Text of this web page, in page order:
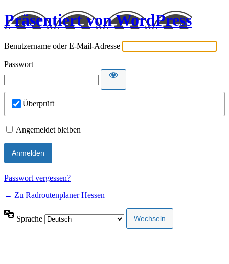
Präsentiert von WordPress
Benutzername oder E-Mail-Adresse
Passwort
Überprüft
Angemeldet bleiben
Passwort vergessen?
← Zu Radroutenplaner Hessen
Sprache